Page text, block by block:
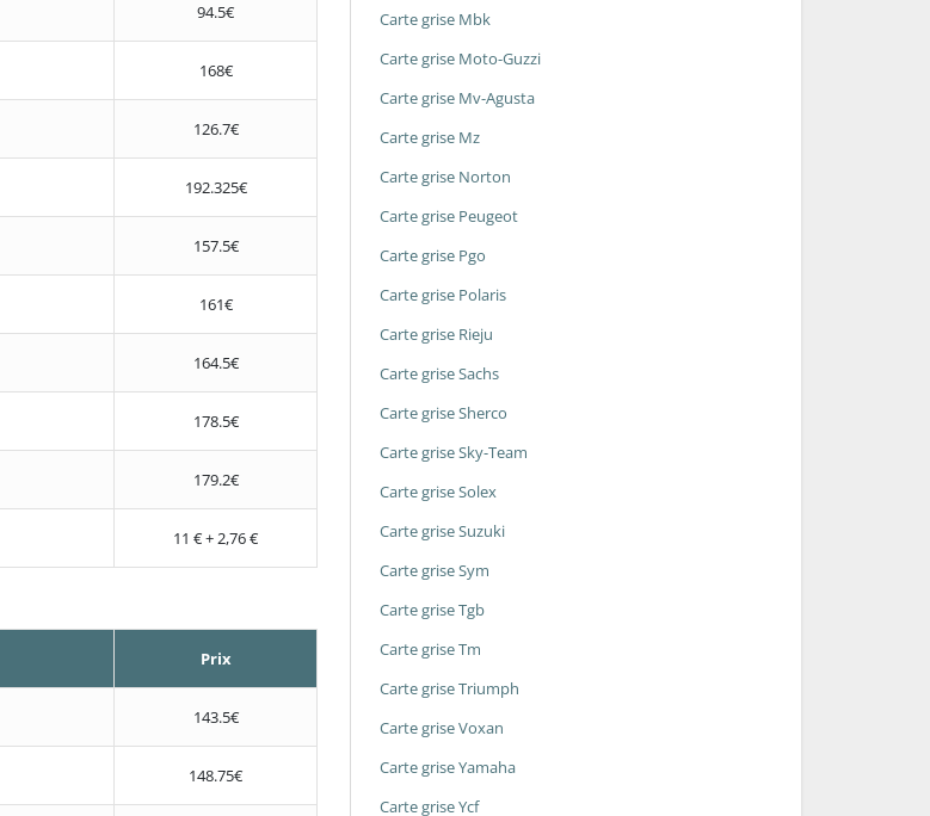
94.5€
168€
126.7€
192.325€
157.5€
161€
164.5€
178.5€
179.2€
11 € + 2,76 €
Prix
143.5€
148.75€
Carte grise Mbk
Carte grise Moto-Guzzi
Carte grise Mv-Agusta
Carte grise Mz
Carte grise Norton
Carte grise Peugeot
Carte grise Pgo
Carte grise Polaris
Carte grise Rieju
Carte grise Sachs
Carte grise Sherco
Carte grise Sky-Team
Carte grise Solex
Carte grise Suzuki
Carte grise Sym
Carte grise Tgb
Carte grise Tm
Carte grise Triumph
Carte grise Voxan
Carte grise Yamaha
Carte grise Ycf